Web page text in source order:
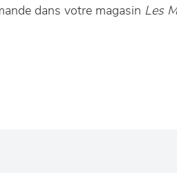
dans votre magasin Les